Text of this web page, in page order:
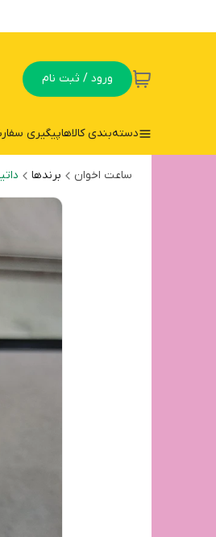
ورود / ثبت نام
دسته‌بندی کالاهاپیگیری
ساعت اخوان برندها